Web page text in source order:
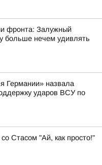
фронта: Залужный
больше нечем удивлять
Германии» назвала
ударов ВСУ по
Стасом "Ай, как просто!"